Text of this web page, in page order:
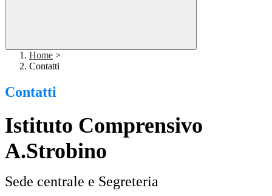
Home >
Contatti
Contatti
Istituto Comprensivo
A.Strobino
Sede centrale e Segreteria